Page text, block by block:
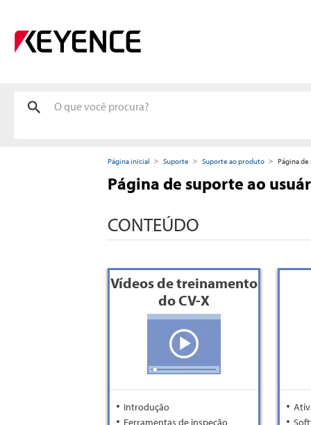
Página inicial Suporte Suporte ao produto Página de
Página de suporte ao
CONTEÚDO
Vídeos de treinamento
do CV-X
Introdução
Ferramentas de inspeção